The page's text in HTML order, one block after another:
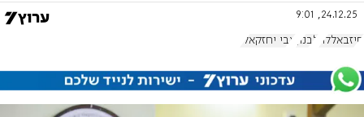
24.12.25, 9:01
חיזבאללה לבנון צבי יחזקאלי